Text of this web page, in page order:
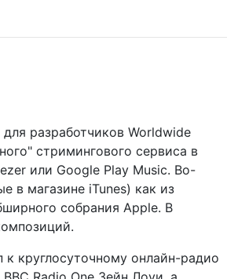
разработчиков Worldwide
стримингового сервиса в
или Google Play Music. Во-
в магазине iTunes) как из
собрания Apple. В
круглосуточному онлайн-радио